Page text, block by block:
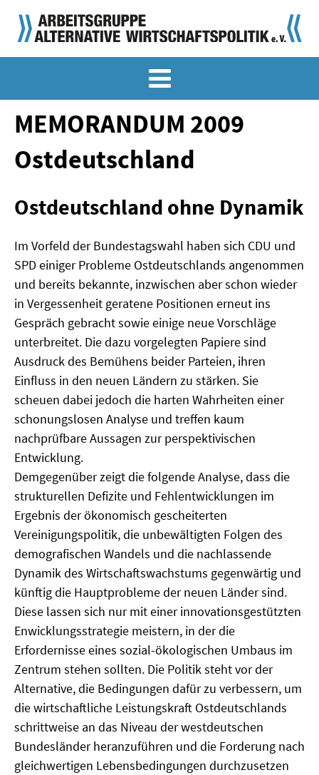
KLASSIKER
SONDERVERÖFFENTLICHUNGEN
LANGFASSUNGEN ZU DEN MEMORANDEN
MATERIALIEN
MATERIALIEN ZU DEN MEMORANDEN
MATERIALIEN ZUR SOMMERSCHULE
MEMO-FORUM
SOMMERSCHULE
SOMMERSCHULE 2025
SOMMERSCHULE 2024
SOMMERSCHULE 2023
SOMMERSCHULE 2022
SOMMERSCHULE 2021
SOMMERSCHULE 2020
SOMMERSCHULE 2019
SOMMERSCHULE 2018
SOMMERSCHULE 2017
SOMMERSCHULE 2016
SOMMERSCHULE 2015
MEMORANDUM 2009
Ostdeutschland
Ostdeutschland ohne Dynamik
Im Vorfeld der Bundestagswahl haben sich CDU und
SPD einiger Probleme Ostdeutschlands angenommen
und bereits bekannte, inzwischen aber schon wieder
in Vergessenheit geratene Positionen erneut ins
Gespräch gebracht sowie einige neue Vorschläge
unterbreitet. Die dazu vorgelegten Papiere sind
Ausdruck des Bemühens beider Parteien, ihren
Einfluss in den neuen Ländern zu stärken. Sie
scheuen dabei jedoch die harten Wahrheiten einer
schonungslosen Analyse und treffen kaum
nachprüfbare Aussagen zur perspektivischen
Entwicklung.
Demgegenüber zeigt die folgende Analyse, dass die
strukturellen Defizite und Fehlentwicklungen im
Ergebnis der ökonomisch gescheiterten
Vereinigungspolitik, die unbewältigten Folgen des
demografischen Wandels und die nachlassende
Dynamik des Wirtschaftswachstums gegenwärtig und
künftig die Hauptprobleme der neuen Länder sind.
Diese lassen sich nur mit einer innovationsgestützten
Enwicklungsstrategie meistern, in der die
Erfordernisse eines sozial-ökologischen Umbaus im
Zentrum stehen sollten. Die Politik steht vor der
Alternative, die Bedingungen dafür zu verbessern, um
die wirtschaftliche Leistungskraft Ostdeutschlands
schrittweise an das Niveau der westdeutschen
Bundesländer heranzuführen und die Forderung nach
gleichwertigen Lebensbedingungen durchzusetzen